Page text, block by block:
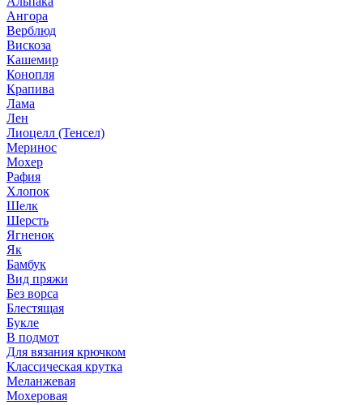
Ангора
Верблюд
Вискоза
Кашемир
Конопля
Крапива
Лама
Лен
Лиоцелл (Тенсел)
Меринос
Мохер
Рафия
Хлопок
Шелк
Шерсть
Ягненок
Як
Бамбук
Вид пряжи
Без ворса
Блестящая
Букле
В подмот
Для вязания крючком
Классическая крутка
Меланжевая
Мохеровая